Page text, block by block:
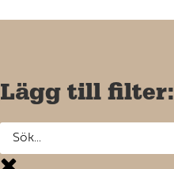
Lägg till filter: